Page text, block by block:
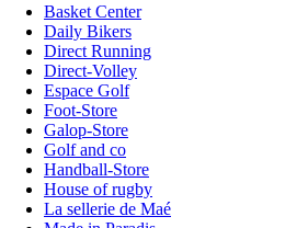
Basket Center
Daily Bikers
Direct Running
Direct-Volley
Espace Golf
Foot-Store
Galop-Store
Golf and co
Handball-Store
House of rugby
La sellerie de Maé